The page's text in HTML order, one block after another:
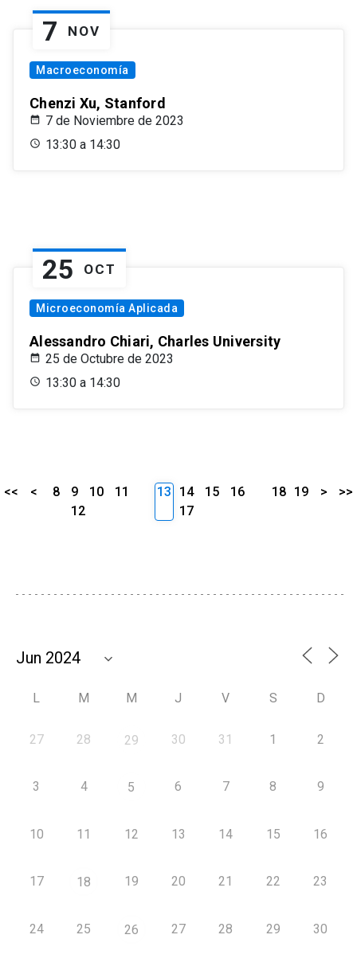
7 NOV
Macroeconomía
Chenzi Xu, Stanford
7 de Noviembre de 2023
13:30 a 14:30
25 OCT
Microeconomía Aplicada
Alessandro Chiari, Charles University
25 de Octubre de 2023
13:30 a 14:30
<< < 8 9 10
11
12
13 14 15
16
17
18 19 > >>
L M M J V S D
27 28 29 30 31 1 2
3 4 5 6 7 8 9
10 11 12 13 14 15 16
17 18 19 20 21 22 23
24 25 26 27 28 29 30